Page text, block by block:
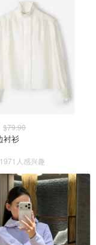
，戴着外科口罩。
，Cao应被推定为
名成立，控方必须
的死亡，并且该非
庭连捅对方十
禁12年！
$79.90
衬衫
1971人感兴趣